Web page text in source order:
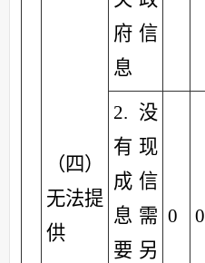
（四）
无法提
供
府信
息
2.没
有现
成信
息需
要另
0 0